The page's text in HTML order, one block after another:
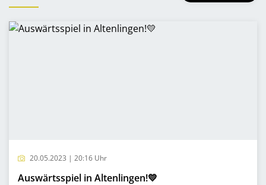
20.05.2023 | 20:16 Uhr
Auswärtsspiel in Altenlingen!💛